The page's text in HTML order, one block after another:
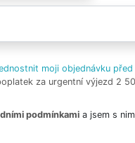
moji objednávku
za urgentní výjezd 2
podmínkamia jsem s